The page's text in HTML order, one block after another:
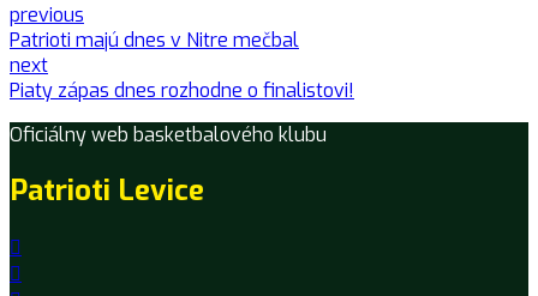
previous
Patrioti majú dnes v Nitre mečbal
next
Piaty zápas dnes rozhodne o finalistovi!
Oficiálny web basketbalového klubu
Patrioti Levice